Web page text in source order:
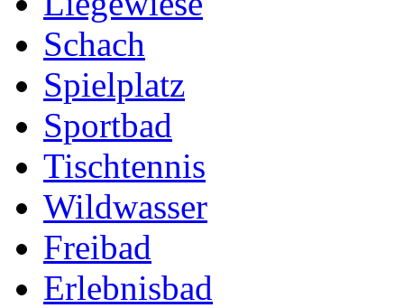
Schach
Spielplatz
Sportbad
Tischtennis
Wildwasser
Freibad
Erlebnisbad